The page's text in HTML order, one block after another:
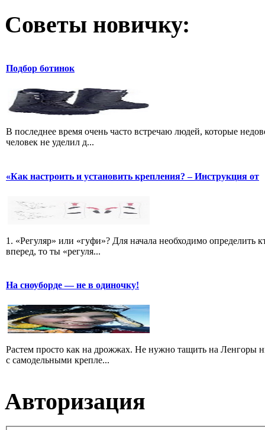
Советы новичку:
Подбор ботинок
В последнее время очень часто встречаю людей, которые
человек не уделил д...
«Как настроить и установить крепления? – Инструкция от
1. «Регуляр» или «гуфи»? Для начала необходимо определить
вперед, то ты «регуля...
На сноуборде — не в одиночку!
Растем просто как на дрожжах. Не нужно тащить на Ленгоры
с самодельными крепле...
Авторизация